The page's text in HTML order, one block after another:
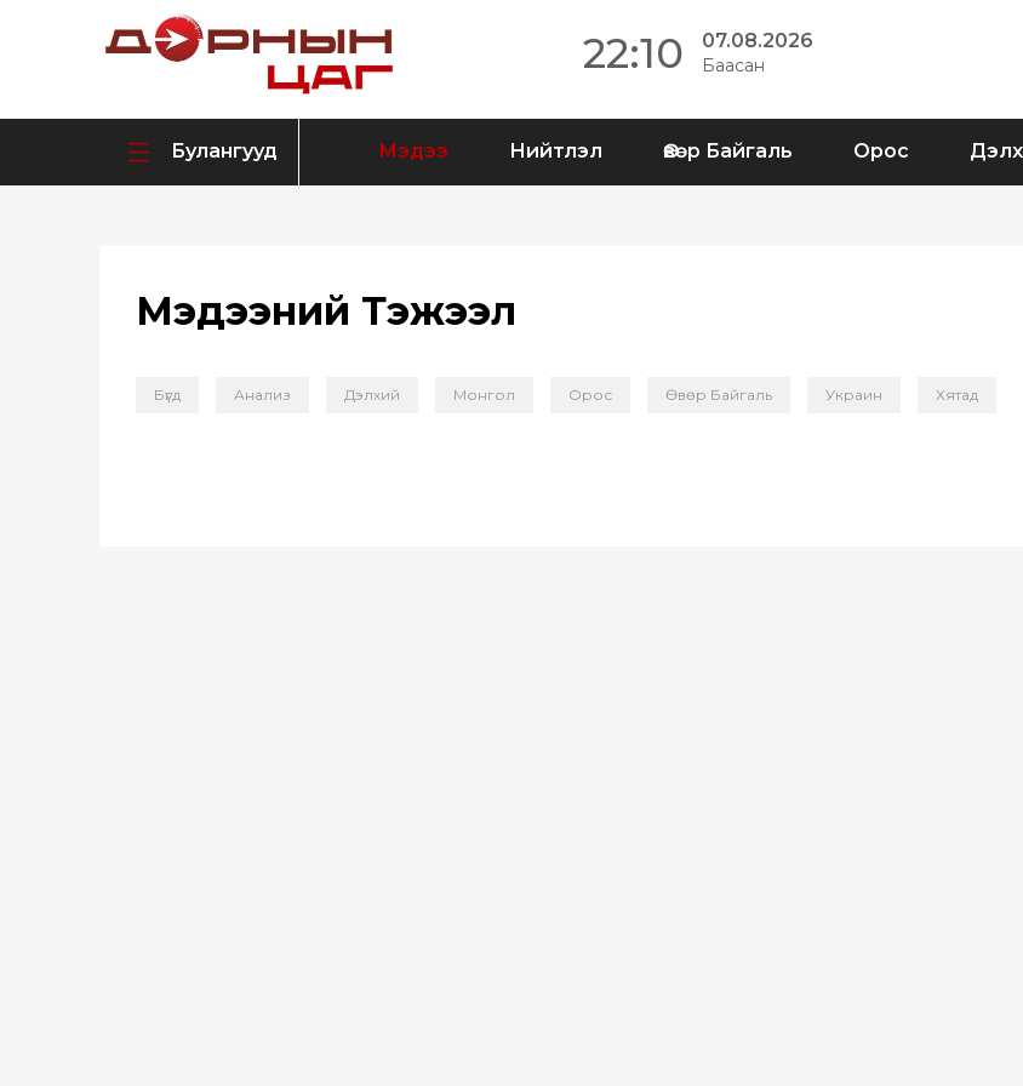
22:10 07.08.2026
Баасан
Булангууд Мэдээ Нийтлэл Өвөр Байгаль Орос
Мэдээний Тэжээл
Бүгд Анализ Дэлхий Монгол Орос Өвөр Байгаль Украин Хятад